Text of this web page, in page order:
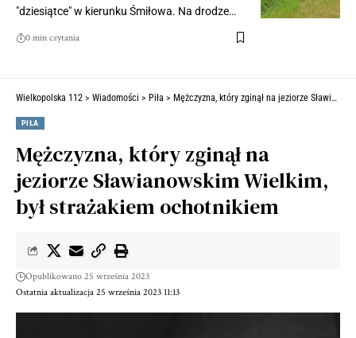
"dziesiątce" w kierunku Śmiłowa. Na drodze…
0 min czytania
Wielkopolska 112 > Wiadomości > Piła > Mężczyzna, który zginął na jeziorze Sławianowskim Wielkim, był strażakiem ochotnikiem
PIŁA
Mężczyzna, który zginął na
jeziorze Sławianowskim Wielkim,
był strażakiem ochotnikiem
Ostatnia aktualizacja 25 września 2023 11:13
Opublikowano 25 września 2023